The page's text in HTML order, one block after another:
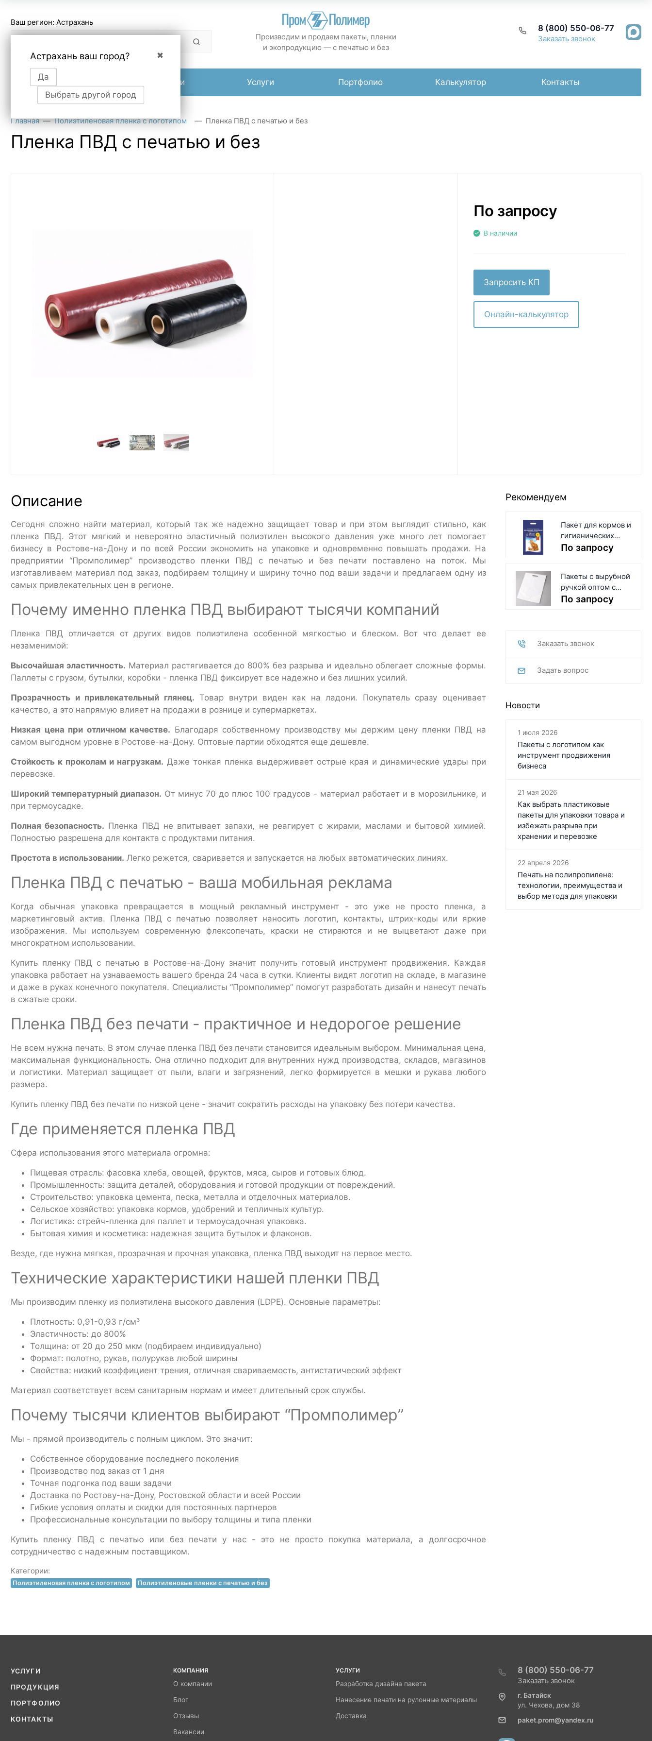
Ваш регион: Астрахань
✖
Астрахань ваш город?
Да
Выбрать другой город
Производим и продаем пакеты, пленки
и экопродукцию — с печатью и без
8 (800) 550-06-77
Заказать звонок
Продукция О компании Услуги Портфолио Калькулятор Контакты
Главная Полиэтиленовая пленка с логотипом Пленка ПВД с печатью и без
Пленка ПВД с печатью и без
По запросу
В наличии
Запросить КП
Онлайн-калькулятор
Описание
Сегодня сложно найти материал, который так же надежно защищает товар и при этом выглядит стильно, как
пленка ПВД. Этот мягкий и невероятно эластичный полиэтилен высокого давления уже много лет помогает
бизнесу в Ростове-на-Дону и по всей России экономить на упаковке и одновременно повышать продажи. На
предприятии “Промполимер” производство пленки ПВД с печатью и без печати поставлено на поток. Мы
изготавливаем материал под заказ, подбираем толщину и ширину точно под ваши задачи и предлагаем одну из
самых привлекательных цен в регионе.
Почему именно пленка ПВД выбирают тысячи компаний
Пленка ПВД отличается от других видов полиэтилена особенной мягкостью и блеском. Вот что делает ее
незаменимой:
Высочайшая эластичность. Материал растягивается до 800% без разрыва и идеально облегает сложные формы.
Паллеты с грузом, бутылки, коробки - пленка ПВД фиксирует все надежно и без лишних усилий.
Прозрачность и привлекательный глянец. Товар внутри виден как на ладони. Покупатель сразу оценивает
качество, а это напрямую влияет на продажи в рознице и супермаркетах.
Низкая цена при отличном качестве. Благодаря собственному производству мы держим цену пленки ПВД на
самом выгодном уровне в Ростове-на-Дону. Оптовые партии обходятся еще дешевле.
Стойкость к проколам и нагрузкам. Даже тонкая пленка выдерживает острые края и динамические удары при
перевозке.
Широкий температурный диапазон. От минус 70 до плюс 100 градусов - материал работает и в морозильнике, и
при термоусадке.
Полная безопасность. Пленка ПВД не впитывает запахи, не реагирует с жирами, маслами и бытовой химией.
Полностью разрешена для контакта с продуктами питания.
Простота в использовании. Легко режется, сваривается и запускается на любых автоматических линиях.
Пленка ПВД с печатью - ваша мобильная реклама
Когда обычная упаковка превращается в мощный рекламный инструмент - это уже не просто пленка, а
маркетинговый актив. Пленка ПВД с печатью позволяет наносить логотип, контакты, штрих-коды или яркие
изображения. Мы используем современную флексопечать, краски не стираются и не выцветают даже при
многократном использовании.
Купить пленку ПВД с печатью в Ростове-на-Дону значит получить готовый инструмент продвижения. Каждая
упаковка работает на узнаваемость вашего бренда 24 часа в сутки. Клиенты видят логотип на складе, в магазине
и даже в руках конечного покупателя. Специалисты “Промполимер” помогут разработать дизайн и нанесут печать
в сжатые сроки.
Пленка ПВД без печати - практичное и недорогое решение
Не всем нужна печать. В этом случае пленка ПВД без печати становится идеальным выбором. Минимальная цена,
максимальная функциональность. Она отлично подходит для внутренних нужд производства, складов, магазинов
и логистики. Материал защищает от пыли, влаги и загрязнений, легко формируется в мешки и рукава любого
размера.
Купить пленку ПВД без печати по низкой цене - значит сократить расходы на упаковку без потери качества.
Где применяется пленка ПВД
Сфера использования этого материала огромна:
Пищевая отрасль: фасовка хлеба, овощей, фруктов, мяса, сыров и готовых блюд.
Промышленность: защита деталей, оборудования и готовой продукции от повреждений.
Строительство: упаковка цемента, песка, металла и отделочных материалов.
Сельское хозяйство: упаковка кормов, удобрений и тепличных культур.
Логистика: стрейч-пленка для паллет и термоусадочная упаковка.
Бытовая химия и косметика: надежная защита бутылок и флаконов.
Везде, где нужна мягкая, прозрачная и прочная упаковка, пленка ПВД выходит на первое место.
Технические характеристики нашей пленки ПВД
Мы производим пленку из полиэтилена высокого давления (LDPE). Основные параметры:
Плотность: 0,91-0,93 г/см³
Эластичность: до 800%
Толщина: от 20 до 250 мкм (подбираем индивидуально)
Формат: полотно, рукав, полурукав любой ширины
Свойства: низкий коэффициент трения, отличная свариваемость, антистатический эффект
Материал соответствует всем санитарным нормам и имеет длительный срок службы.
Почему тысячи клиентов выбирают “Промполимер”
Мы - прямой производитель с полным циклом. Это значит:
Собственное оборудование последнего поколения
Производство под заказ от 1 дня
Точная подгонка под ваши задачи
Доставка по Ростову-на-Дону, Ростовской области и всей России
Гибкие условия оплаты и скидки для постоянных партнеров
Профессиональные консультации по выбору толщины и типа пленки
Купить пленку ПВД с печатью или без печати у нас - это не просто покупка материала, а долгосрочное
сотрудничество с надежным поставщиком.
Категории:
Полиэтиленовая пленка с логотипом Полиэтиленовые пленки с печатью и без
Рекомендуем
Пакет для кормов и
гигиенических
наполнителей для
По запросу
Пакеты с вырубной
ручкой оптом с
логотипом и без
По запросу
Заказать звонок
Задать вопрос
Новости
1 июля 2026
Пакеты с логотипом как
инструмент продвижения
бизнеса
21 мая 2026
Как выбрать пластиковые
пакеты для упаковки товара и
избежать разрыва при
хранении и перевозке
22 апреля 2026
Печать на полипропилене:
технологии, преимущества и
выбор метода для упаковки
УСЛУГИ
ПРОДУКЦИЯ
ПОРТФОЛИО
КОНТАКТЫ
КОМПАНИЯ
О компании
Блог
Отзывы
Вакансии
УСЛУГИ
Разработка дизайна пакета
Нанесение печати на рулонные материалы
Доставка
8 (800) 550-06-77
Заказать звонок
г. Батайск
ул. Чехова, дом 38
paket.prom@yandex.ru